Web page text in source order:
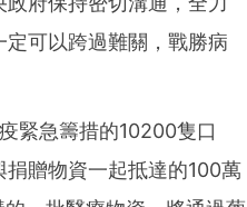
可以跨過難關，戰勝病
緊急籌措的10200隻口
贈物資一起抵達的100萬